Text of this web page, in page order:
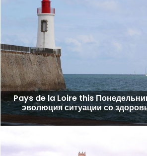
Pays de la Loire this
эволюция ситуации со